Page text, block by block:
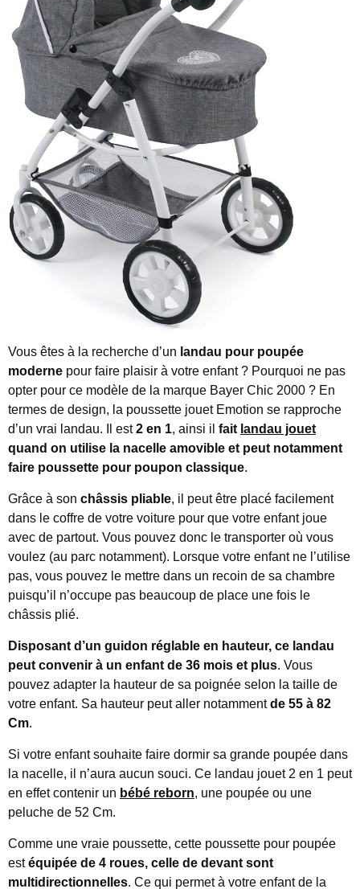
Vous êtes à la recherche d’un landau pour poupée
moderne pour faire plaisir à votre enfant ? Pourquoi ne pas
opter pour ce modèle de la marque Bayer Chic 2000 ? En
termes de design, la poussette jouet Emotion se rapproche
d’un vrai landau. Il est2 en 1, ainsi il fait landau jouet
quand on utilise la nacelle amovible et peut notamment
faire poussette pour poupon classique.
Grâce à son châssis pliable, il peut être placé facilement
dans le coffre de votre voiture pour que votre enfant joue
avec de partout. Vous pouvez donc le transporter où vous
voulez (au parc notamment). Lorsque votre enfant ne l’utilise
pas, vous pouvez le mettre dans un recoin de sa chambre
puisqu’il n’occupe pas beaucoup de place une fois le
châssis plié.
Disposant d’un guidon réglable en hauteur, ce landau
peut convenir à un enfant de 36 mois et plus. Vous
pouvez adapter la hauteur de sa poignée selon la taille de
votre enfant. Sa hauteur peut aller notammentde 55 à 82
Cm.
Si votre enfant souhaite faire dormir sa grande poupée dans
la nacelle, il n’aura aucun souci. Ce landau jouet 2 en 1 peut
en effet contenir un bébé reborn, une poupée ou une
peluche de 52 Cm.
Comme une vraie poussette, cette poussette pour poupée
estéquipée de 4 roues, celle de devant sont
multidirectionnelles. Ce qui permet à votre enfant de la